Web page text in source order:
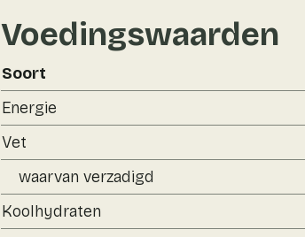
Voedingswaarden
Soort
Energie
Vet
waarvan verzadigd
Koolhydraten